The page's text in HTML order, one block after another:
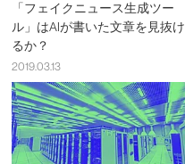
「フェイクニュース生成ツー
ル」はAIが書いた文章を見抜け
るか？
2019.03.13